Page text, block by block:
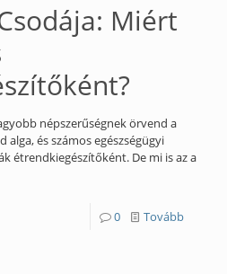
Miért
népszerűségnek örvend a
alga, és számos egészségügyi
étrendkiegészítőként. De mi is az a
0 Tovább